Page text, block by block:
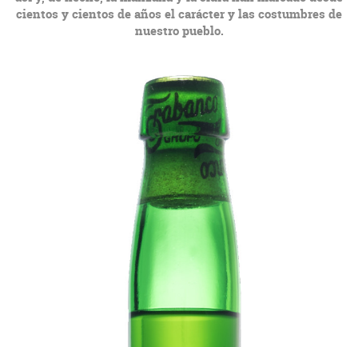
cientos y cientos de años el carácter y las costumbres de
nuestro pueblo.